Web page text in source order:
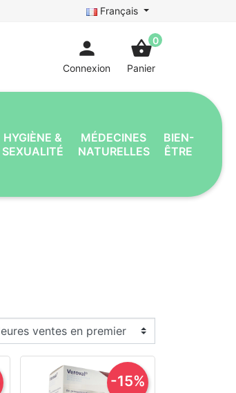
Français
person
Connexion
shopping_basket0
Panier
HYGIÈNE &
SEXUALITÉ
MÉDECINES
NATURELLES
BIEN-
ÊTRE
-15%